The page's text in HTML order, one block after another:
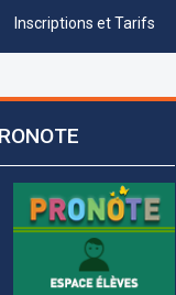
Inscriptions et Tarifs
pour l'année
selon des